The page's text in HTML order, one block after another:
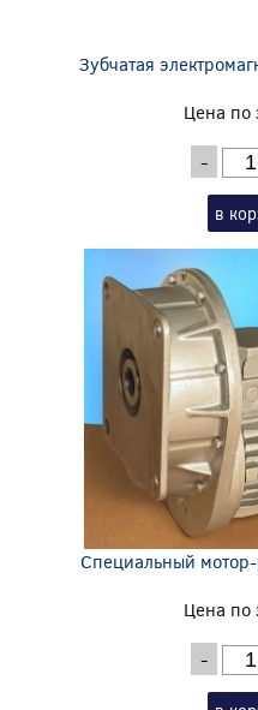
Зубчатая
Цена по
-
в
Специальный мотор-
Цена по
-